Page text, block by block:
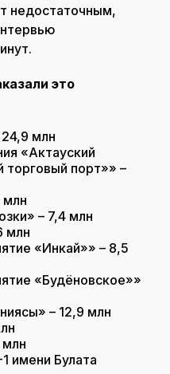
недостаточным,
это
млн
«Актауский
порт»» –
млн
– 7,4 млн
млн
«Инкай»» – 8,5
«Будёновское»»
– 12,9 млн
млн
имени Булата